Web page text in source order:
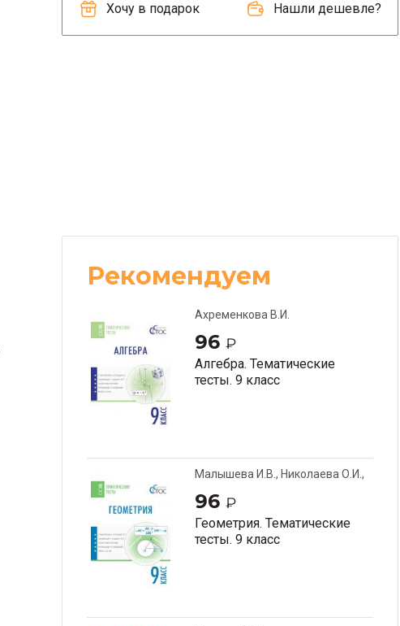
Хочу в подарок Нашли дешевле?
Рекомендуем
Ахременкова В.И.
96 ₽
Алгебра. Тематические
тесты. 9 класс
Малышева И.В., Николаева О.И.,
96 ₽
Геометрия. Тематические
тесты. 9 класс